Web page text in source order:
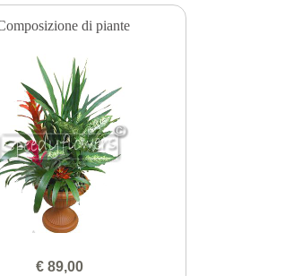
di piante
€ 89,00